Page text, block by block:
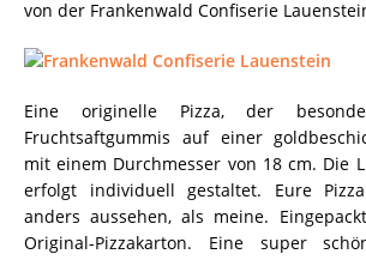
von der Frankenwald Confiserie
Eine originelle Pizza, der
Fruchtsaftgummis auf einer
mit einem Durchmesser von 18 cm. Die
erfolgt individuell gestaltet. Eure
anders aussehen, als meine.
Original-Pizzakarton. Eine super